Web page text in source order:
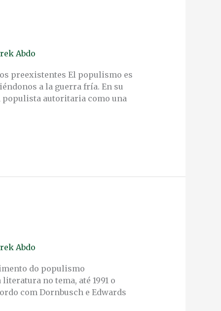
Abdo
preexistentes El populismo es
a la guerra fría. En su
populista autoritaria como una
Abdo
do populismo
no tema, até 1991 o
com Dornbusch e Edwards